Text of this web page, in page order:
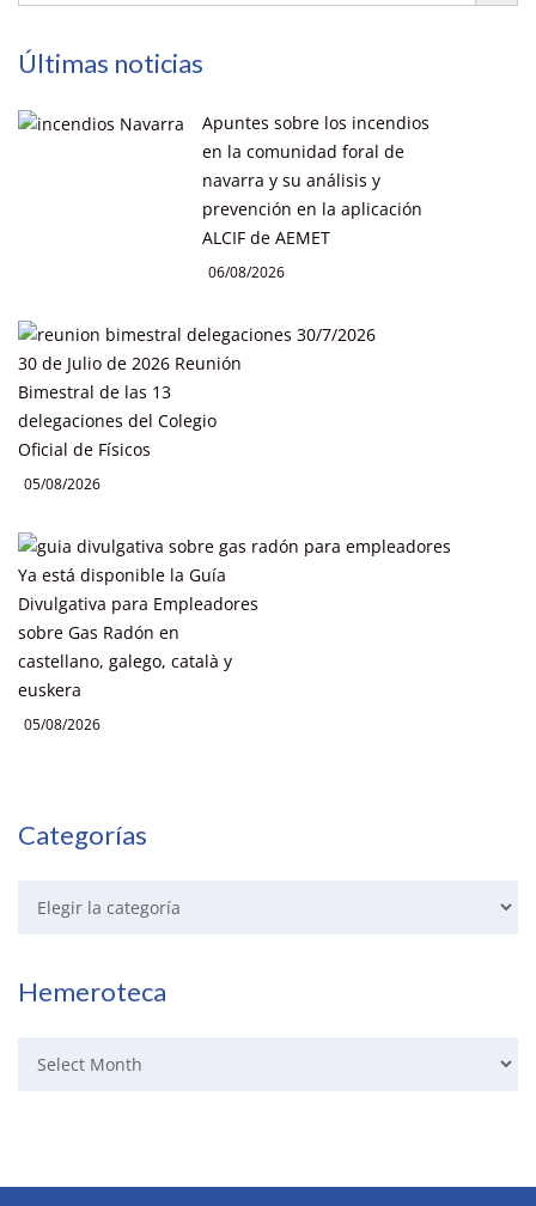
Últimas noticias
Apuntes sobre los incendios
en la comunidad foral de
navarra y su análisis y
prevención en la aplicación
ALCIF de AEMET
06/08/2026
30 de Julio de 2026 Reunión
Bimestral de las 13
delegaciones del Colegio
Oficial de Físicos
05/08/2026
Ya está disponible la Guía
Divulgativa para Empleadores
sobre Gas Radón en
castellano, galego, català y
euskera
05/08/2026
Categorías
Hemeroteca